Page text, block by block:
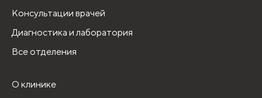
Консультации врачей
Диагностика и лаборатория
Все отделения
О клинике